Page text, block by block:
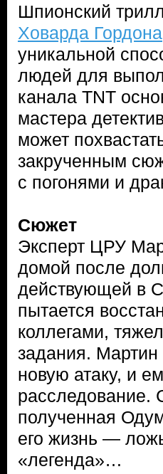
Шпионский
Ховарда Гордона
уникальной
людей для
канала TNT
мастера
может
закрученным
с погонями и
Сюжет
Эксперт ЦРУ
домой после
действующей в
пытается
коллегами,
задания. Мартин
новую атаку, и
расследование.
полученная
его жизнь —
«легенда»…